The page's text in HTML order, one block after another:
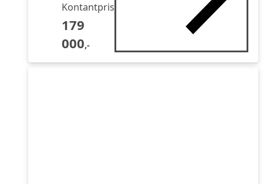
Kontantpris
179
000,-